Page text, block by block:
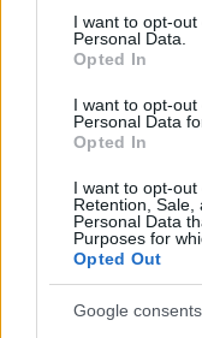
I want to opt-
Personal Data.
Opted In
I want to opt-
Personal Data
Opted In
I want to opt-out
Retention, Sale,
Personal Data
Purposes for
Opted Out
Google consents
Autogrill o online
quindi quella di
cieca e
sempre viva.
Per approfondire
le probabilità di
Vinci ad oggi
appassionato di